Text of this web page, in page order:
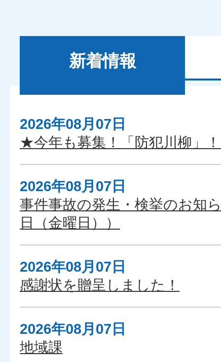
新着情報
新
着
情
報
2026年08月07日
★今年も募集！「防犯川柳」
2026年08月07日
事件事故の発生・検挙のお知
日（金曜日））
2026年08月07日
感謝状を贈呈しました！
2026年08月07日
地域課